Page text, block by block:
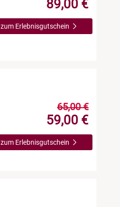
89,00 €
zum Erlebnisgutschein
65,00 €
59,00 €
zum Erlebnisgutschein